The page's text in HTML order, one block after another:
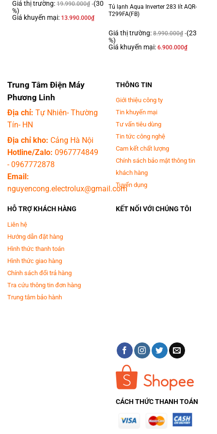
Thông tin lắp đặt
Kích thước, khối lượng:
Cao 85 cm – Ngang 60 cm – Sâu 56.5 cm – Nặng 73 kg
năng giặt và sấy trên cùng một thiết bị tiện lợi. Ngoài ra, sản phẩm còn
được thiết kế đến 14 chương trình giặt sấy đa dạng, cho phép bạn điều
khiển chức năng máy từ xa bằng ứng dụng LG ThinQ trên điện thoại
nhanh chóng.
Tính năng đặc biệt của sản phẩm
Kết hợp 2 tính năng giặt và sấy trên cùng một thiết bị,máy giặt LG
tiết kiệm không gian lắp đặt và chi phí
mua sắm so với việc mua máy giặt và máy sấy quần áo. Điều này cũng
tạo điều kiện cho bạn
mỗi khi có nhu cầu giặt
hoặc sấy quần áo.
- Máy giặt sấy LG Inverter giặt 12 kg - sấy 7 kg FV1412H3BA được thiết
màu đen sang trọng với chất liệu vỏ
song ngữ Anh - Việt
dạng cảm ứng, vừa có núm xoay vừa có nút nhấn , phù hợp cho mọi
màn hình LED được thiết kế to
bên phải góc máy, giúp bạn quan sát tiện lợi.- Nắp máy làm bằngchất
sáng bóng và chống rỉ sét theo thời gian, đảm
Giá thị trường: 19.990.000₫ (30
%)
Giá khuyến mại: 13.990.000₫
Tủ lạnh Aqua Inverter 283 lít AQR-
T299FA(FB)
Giá thị trường: 8.990.000₫ (23
%)
Giá khuyến mại: 6.900.000₫
Trung Tâm Điện Máy
Phương Linh
Địa chỉ: Tự Nhiên- Thường
Tín- HN
Địa chỉ kho: Cảng Hà Nội
Hotline/Zalo: 0967774849
-0967772878
Email:
nguyencong.electrolux@gmail.com
THÔNG TIN
Giới thiệu công ty
Tin khuyến mại
Tư vấn tiêu dùng
Tin tức công nghệ
Cam kết chất lượng
Chính sách bảo mật thông tin
khách hàng
Tuyển dụng
HỖ TRỢ KHÁCH HÀNG
Liên hệ
Hướng dẫn đặt hàng
Hình thức thanh toán
Hình thức giao hàng
Chính sách đổi trả hàng
Tra cứu thông tin đơn hàng
Trung tâm bảo hành
KẾT NỐI VỚI CHÚNG TÔI
CÁCH THỨC THANH TOÁN